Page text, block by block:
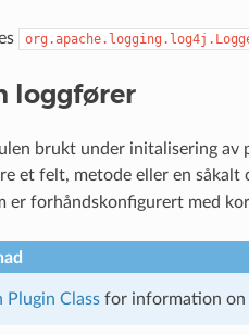
loggfører
brukt under initalisering av
et felt, metode eller en såkalt
er forhåndskonfigurert med
Plugin Classfor information on